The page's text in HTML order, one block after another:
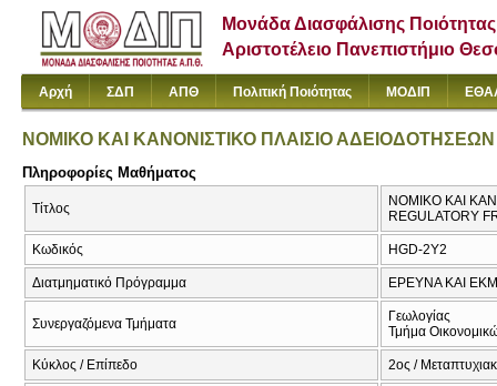
Μονάδα Διασφάλισης Ποιότητας
Αριστοτέλειο Πανεπιστήμιο
Αρχή ΣΔΠ ΑΠΘ Πολιτική Ποιότητας ΜΟΔΙΠ
ΝΟΜΙΚΟ ΚΑΙ ΚΑΝΟΝΙΣΤΙΚΟ ΠΛΑΙΣΙΟ
Πληροφορίες Μαθήματος
Τίτλος
ΝΟΜΙΚΟ ΚΑΙ
REGULATORY
Κωδικός HGD-2Y2
Διατμηματικό Πρόγραμμα ΕΡΕΥΝΑ ΚΑΙ
Συνεργαζόμενα Τμήματα
Γεωλογίας
Τμήμα
Κύκλος / Επίπεδο 2ος /